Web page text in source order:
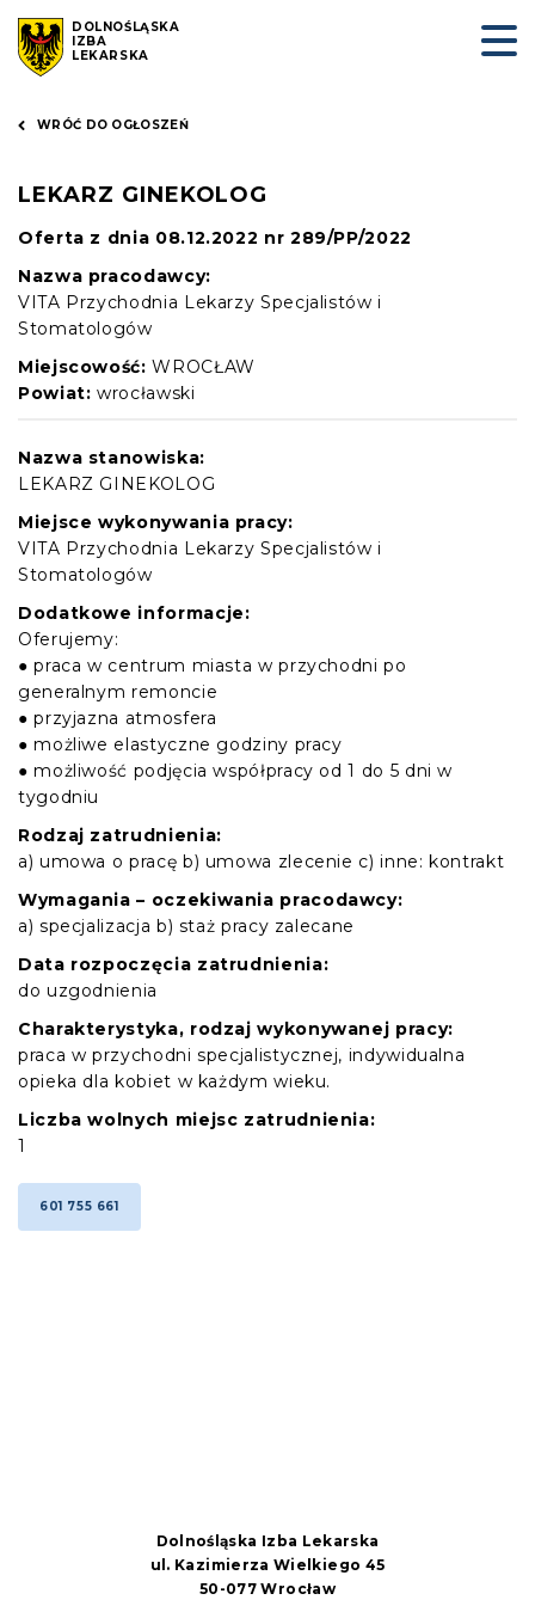
DOLNOŚLĄSKA
IZBA
LEKARSKA
WRÓĆ DO OGŁOSZEŃ
LEKARZ GINEKOLOG
Oferta z dnia 08.12.2022 nr 289/PP/2022
Nazwa pracodawcy:
VITA Przychodnia Lekarzy Specjalistów i
Stomatologów
Miejscowość: WROCŁAW
Powiat: wrocławski
Nazwa stanowiska:
LEKARZ GINEKOLOG
Miejsce wykonywania pracy:
VITA Przychodnia Lekarzy Specjalistów i
Stomatologów
Dodatkowe informacje:
Oferujemy:
● praca w centrum miasta w przychodni po
generalnym remoncie
● przyjazna atmosfera
● możliwe elastyczne godziny pracy
● możliwość podjęcia współpracy od 1 do 5 dni w
tygodniu
Rodzaj zatrudnienia:
a) umowa o pracę b) umowa zlecenie c) inne: kontrakt
Wymagania – oczekiwania pracodawcy:
a) specjalizacja b) staż pracy zalecane
Data rozpoczęcia zatrudnienia:
do uzgodnienia
Charakterystyka, rodzaj wykonywanej pracy:
praca w przychodni specjalistycznej, indywidualna
opieka dla kobiet w każdym wieku.
Liczba wolnych miejsc zatrudnienia:
1
601 755 661
Dolnośląska Izba Lekarska
ul. Kazimierza Wielkiego 45
50-077 Wrocław